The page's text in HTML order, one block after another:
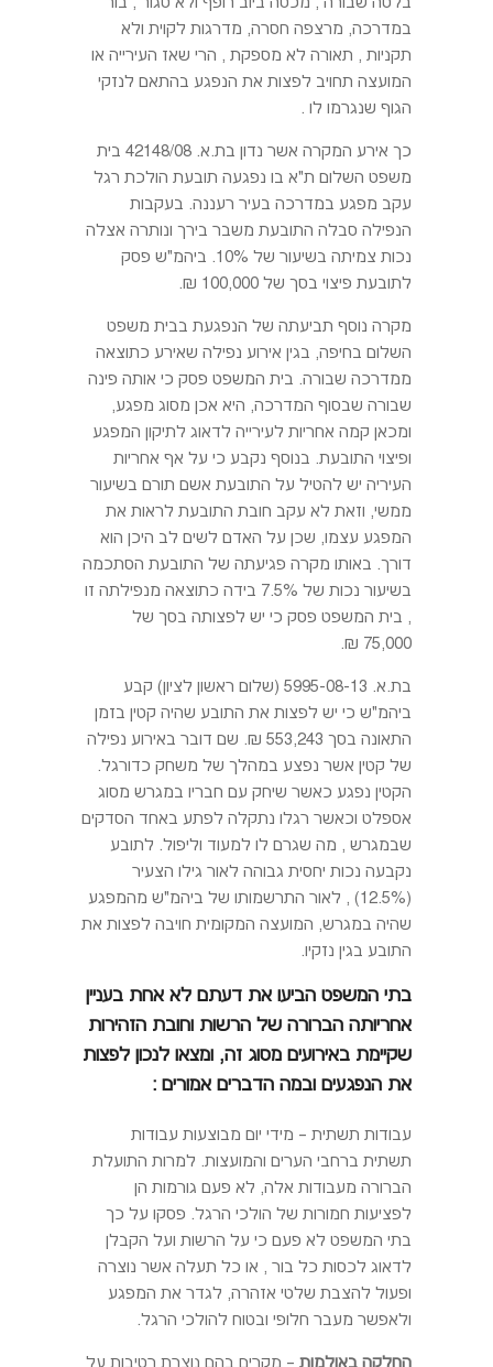
במדרכה, מרצפה חסרה, מדרגות לקוית ולא
תקניות , תאורה לא מספקת , הרי שאז העירייה או
המועצה תחויב לפצות את הנפגע בהתאם לנזקי
הגוף שנגרמו לו .
כך אירע המקרה אשר נדון בת.א. 42148/08 בית
משפט השלום ת"א בו נפגעה תובעת הולכת רגל
עקב מפגע במדרכה בעיר רעננה. בעקבות
הנפילה סבלה התובעת משבר בירך ונותרה אצלה
נכות צמיתה בשיעור של 10%. ביהמ"ש פסק
לתובעת פיצוי בסך של 100,000 ₪.
מקרה נוסף תביעתה של הנפגעת בבית משפט
השלום בחיפה, בגין אירוע נפילה שאירע כתוצאה
ממדרכה שבורה. בית המשפט פסק כי אותה פינה
שבורה שבסוף המדרכה, היא אכן מסוג מפגע,
ומכאן קמה אחריות לעירייה לדאוג לתיקון המפגע
ופיצוי התובעת. בנוסף נקבע כי על אף אחריות
העיריה יש להטיל על התובעת אשם תורם בשיעור
ממשי, וזאת לא עקב חובת התובעת לראות את
המפגע עצמו, שכן על האדם לשים לב היכן הוא
דורך. באותו מקרה פגיעתה של התובעת הסתכמה
בשיעור נכות של 7.5% בידה כתוצאה מנפילתה זו
, בית המשפט פסק כי יש לפצותה בסך של
75,000 ₪.
בת.א. 5995-08-13 (שלום ראשון לציון) קבע
ביהמ"ש כי יש לפצות את התובע שהיה קטין בזמן
התאונה בסך 553,243 ₪. שם דובר באירוע נפילה
של קטין אשר נפצע במהלך של משחק כדורגל.
הקטין נפגע כאשר שיחק עם חבריו במגרש מסוג
אספלט וכאשר רגלו נתקלה לפתע באחד הסדקים
שבמגרש , מה שגרם לו למעוד וליפול. לתובע
נקבעה נכות יחסית גבוהה לאור גילו הצעיר
(12.5%) , לאור התרשמותו של ביהמ"ש מהמפגע
שהיה במגרש, המועצה המקומית חויבה לפצות את
התובע בגין נזקיו.
בתי המשפט הביעו את דעתם לא אחת בעניין
אחריותה הברורה של הרשות וחובת הזהירות
שקיימת באירועים מסוג זה, ומצאו לנכון לפצות
את הנפגעים ובמה הדברים אמורים :
עבודות תשתית – מידי יום מבוצעות עבודות
תשתית ברחבי הערים והמועצות. למרות התועלת
הברורה מעבודות אלה, לא פעם גורמות הן
לפציעות חמורות של הולכי הרגל. פסקו על כך
בתי המשפט לא פעם כי על הרשות ועל הקבלן
לדאוג לכסות כל בור , או כל תעלה אשר נוצרה
ופעול להצבת שלטי אזהרה, לגדר את המפגע
ולאפשר מעבר חלופי ובטוח להולכי הרגל.
החלקה באולמות – מקרים בהם נוצרת רטיבות על